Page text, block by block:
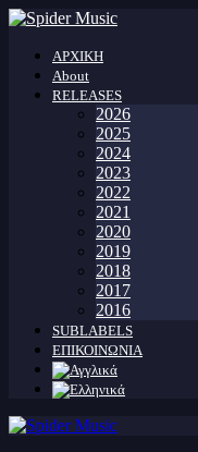
ΑΡΧΙΚΗ
About
RELEASES
2026
2025
2024
2023
2022
2021
2020
2019
2018
2017
2016
SUBLABELS
ΕΠΙΚΟΙΝΩΝΙΑ